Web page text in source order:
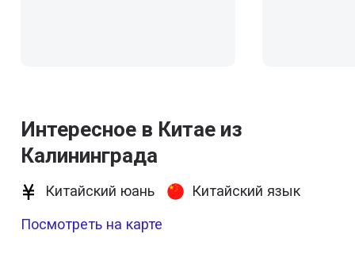
Интересное в Китае из
Калининграда
Китайский юань
Китайский язык
Посмотреть на карте